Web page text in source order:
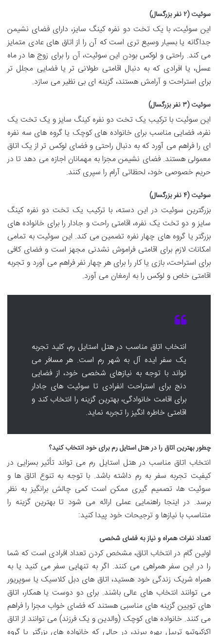
سوئیت (۲ نفر بزرگسال)
این سوئیت، با یک تخت دو نفره کینگ سایز، دارای فضای نشیمن
جداگانه یا بسیار وسیع تری است که آن را از اتاق های عادی متمایز
می کند. راحتی و لوکس بودن این سوئیت، آن را برای زوج ها در ماه
عسل، یا افرادی که به دنبال اقامتی طولانی تر یا فضایی مجلل تر
برای استراحت و آرامش هستند، گزینه ای بی نظیر می سازد.
سوئیت (۳ نفر بزرگسال)
این سوئیت با ترکیب یک تخت دو نفره کینگ سایز و یک تخت یک
نفره، فضایی مناسب برای خانواده های کوچک یا گروه های سه نفره
ای را فراهم می آورد که به دنبال راحتی و فضای لوکس تر از یک اتاق
معمولی هستند. فضای نشیمن مجزا به مهمانان اجازه می دهد تا در
حریم خصوصی خود، لحظاتی آرام را سپری کنند.
سوئیت (۴ نفر بزرگسال)
بزرگترین سوئیت در این دسته، با ترکیب یک تخت دو نفره کینگ
سایز و دو تخت یک نفره، اقامتی راحت و جادار را برای خانواده های
بزرگتر یا گروه های چهار نفره تضمین می کند. این سوئیت به تمامی
امکانات لازم برای اقامتی فراموش نشدنی مجهز است و فضای کافی
برای استراحت، بازی یا کار را برای هر چهار نفر فراهم می آورد و تجربه
اقامتی خاص و لوکس را به ارمغان می آورد.
انتخاب اتاق مناسب در هتل استایل رم، کلید تجربه
یک سفر ایده آل به شهر رم است. هر مسافر می
تواند با توجه به نیازهای شخصی خود، از فضایی
دنج برای استراحت انفرادی تا سوئیت های جادار
برای اقامت خانوادگی، بهترین گزینه را انتخاب کند و
اقامتی خاطره انگیز را تجربه نماید.
چطور بهترین اتاق را در هتل استایل رم برای خود انتخاب کنید؟
انتخاب اتاق مناسب در هتل استایل رم می تواند تأثیر بسزایی در
کیفیت تجربه سفر به رم داشته باشد. با توجه به تنوع اتاق ها و
سوئیت ها، تصمیم گیری ممکن است کمی چالش برانگیز به نظر
برسد. در اینجا راهنمایی عملی ارائه می شود تا بهترین گزینه را
متناسب با نیازها و ترجیحات خود پیدا کنید:
تعداد نفرات همراه و نیاز به فضای شخصی
اولین گام در انتخاب اتاق، مشخص کردن تعداد افرادی است که شما
را در این سفر همراهی می کنند. اگر به تنهایی سفر می کنید یا به
همراه شریک زندگی خود هستید، اتاق های دبل کلاسیک یا سوپریور
می توانند انتخاب های عالی باشند. برای دو دوست یا همکار، اتاق
های تویین گزینه های مناسبی هستند که فضای خواب مجزا را فراهم
می کنند. خانواده های کوچک (والدین و یک فرزند) می توانند از اتاق